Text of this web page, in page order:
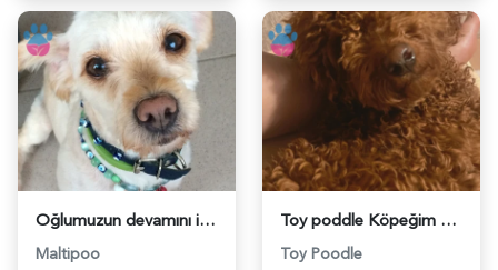
Oğlumuzun devamını istiyoruz - 118979719
Maltipoo
Toy poddle Köpeğim Eş Arıyor - 118979609
Toy Poodle